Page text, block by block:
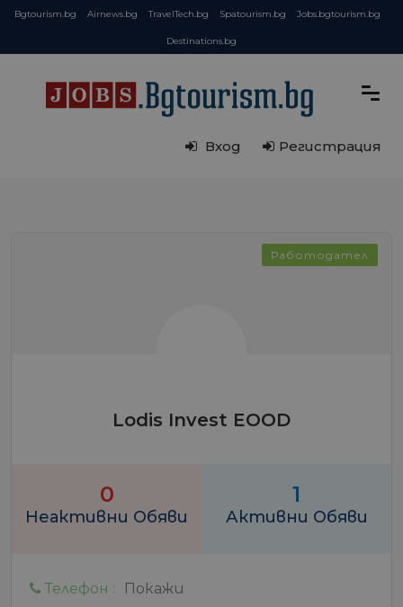
Bgtourism.bg Airnews.bg TravelTech.bg Spatourism.bg Jobs.bgtourism.bg
Destinations.bg
Вход Регистрация
Работодател
Lodis Invest EOOD
0
Неактивни Обяви
1
Активни Обяви
Телефон : Покажи